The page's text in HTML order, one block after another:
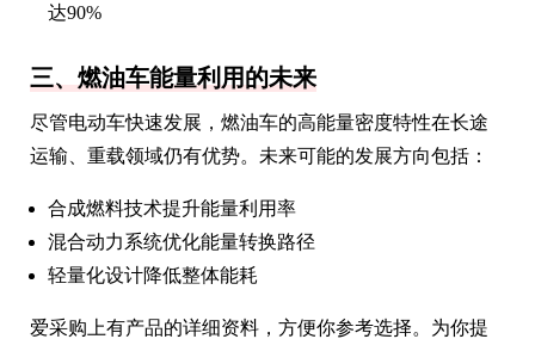
达90%
三、燃油车能量利用的未来
尽管电动车快速发展，燃油车的高能量密度特性在长途
运输、重载领域仍有优势。未来可能的发展方向包括：
合成燃料技术提升能量利用率
混合动力系统优化能量转换路径
轻量化设计降低整体能耗
爱采购上有产品的详细资料，方便你参考选择。为你提